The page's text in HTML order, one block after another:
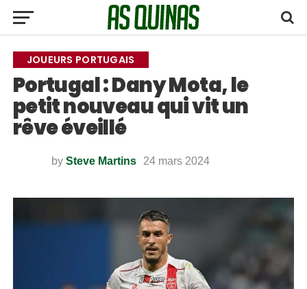
JOUEURS PORTUGAIS
Portugal : Dany Mota, le
petit nouveau qui vit un
rêve éveillé
by Steve Martins 24 mars 2024